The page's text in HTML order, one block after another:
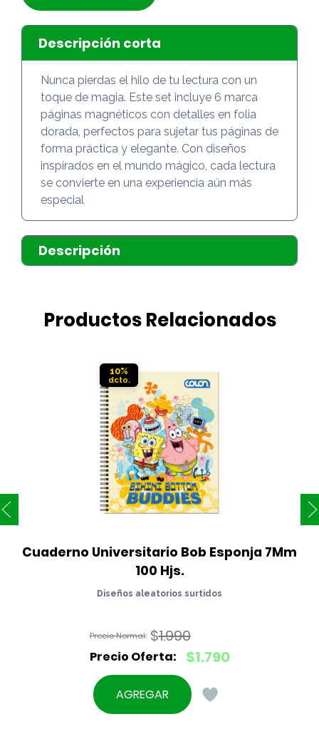
Descripción corta
Nunca pierdas el hilo de tu lectura con un
toque de magia. Este set incluye 6 marca
páginas magnéticos con detalles en folia
dorada, perfectos para sujetar tus páginas de
forma práctica y elegante. Con diseños
inspirados en el mundo mágico, cada lectura
se convierte en una experiencia aún más
especial
Descripción
Productos Relacionados
10%
Cuaderno Universitario Bob Esponja 7Mm
100 Hjs.
Diseños aleatorios surtidos
$1.990
El
original
$1.790
El
precio
actual
AGREGAR